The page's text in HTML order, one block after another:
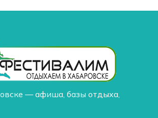
— афиша, базы отдыха,